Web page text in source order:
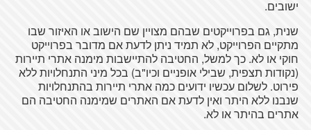
ישובים.
שנית, גם בפרוייקטים שבהם מצויין שם הישוב או האיזור שבו
מתקיים הפרוייקט, לא תמיד ניתן לדעת אם מדובר בפרוייקט
חוקי או לא. כך למשל, החטיבה להתיישבות מימנה אתרי תיירות
(נקודות תצפית, שבילי אופניים וכיו"ב) בכל מיני התנחלויות ללא
פירוט. לשלום עכשיו ידועים כמה אתרי תיירות בהתנחלויות
שנבנו ללא היתר ואין לדעת אם האתרים שמימנה החטיבה הם
אתרים בהיתר או לא.